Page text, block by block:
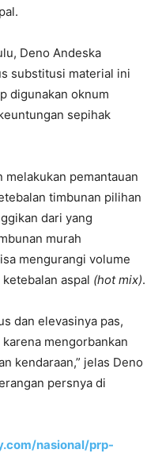
Deno Andeska
substitusi material ini
digunakan oknum
sepihak
melakukan pemantauan
timbunan pilihan
dari yang
murah
mengurangi volume
aspal (hot mix).
dan elevasinya pas,
mengorbankan
kendaraan,” jelas Deno
persnya di
nasional/prp-